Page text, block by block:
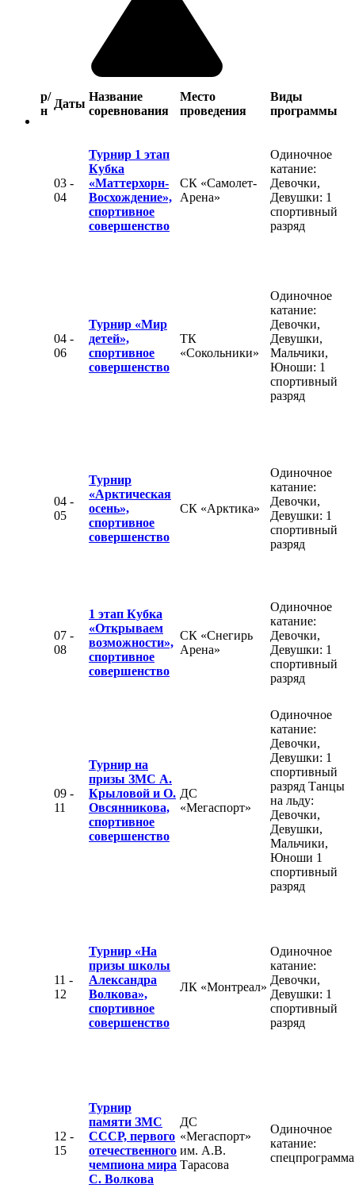
р/
н
Даты
Название
соревнования
Место
проведения
Виды
программы
03 -
04
Турнир 1 этап
Кубка
«Маттерхорн-
Восхождение»,
спортивное
совершенство
СК «Самолет-
Арена»
Одиночное
катание:
Девочки,
Девушки: 1
спортивный
разряд
04 -
06
Турнир «Мир
детей»,
спортивное
совершенство
ТК
«Сокольники»
Одиночное
катание:
Девочки,
Девушки,
Мальчики,
Юноши: 1
спортивный
разряд
04 -
05
Турнир
«Арктическая
осень»,
спортивное
совершенство
СК «Арктика»
Одиночное
катание:
Девочки,
Девушки: 1
спортивный
разряд
07 -
08
1 этап Кубка
«Открываем
возможности»,
спортивное
совершенство
СК «Снегирь
Арена»
Одиночное
катание:
Девочки,
Девушки: 1
спортивный
разряд
09 -
11
Турнир на
призы ЗМС А.
Крыловой и О.
Овсянникова,
спортивное
совершенство
ДС
«Мегаспорт»
Одиночное
катание:
Девочки,
Девушки: 1
спортивный
разряд Танцы
на льду:
Девочки,
Девушки,
Мальчики,
Юноши 1
спортивный
разряд
11 -
12
Турнир «На
призы школы
Александра
Волкова»,
спортивное
совершенство
ЛК «Монтреал»
Одиночное
катание:
Девочки,
Девушки: 1
спортивный
разряд
12 -
15
Турнир
памяти ЗМС
СССР, первого
отечественного
чемпиона мира
С. Волкова
ДС
«Мегаспорт»
им. А.В.
Тарасова
Одиночное
катание:
спецпрограмма